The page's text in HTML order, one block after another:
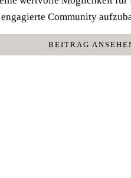
Community
BEITRAG